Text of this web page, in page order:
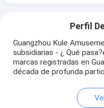
Perfil
Guangzhou Kule
subsidiarias - ¿ Qué
marcas registradas en
década de profunda